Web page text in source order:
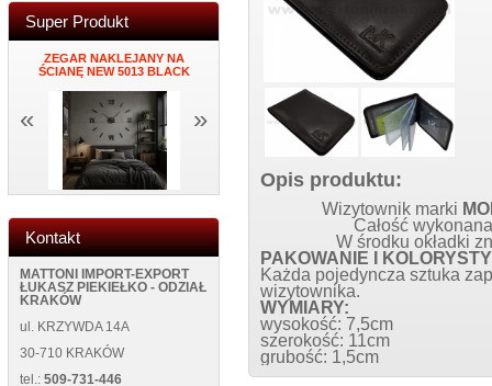
Super Produkt
ZEGAR NAKLEJANY NA
ŚCIANĘ NEW 5013 BLACK
PORTFEL DAMSKI ITALY K34
MĘSKI
« »
Kontakt
MATTONI IMPORT-EXPORT
ŁUKASZ PIEKIEŁKO - ODZIAŁ
KRAKÓW
ul. KRZYWDA 14A
30-710 KRAKÓW
tel.: 509-731-446
Opis produktu:
Wizytownik marki
Całość
W środku okładki
PAKOWANIE I
Każda pojedyncza sztuka
wizytownika.
WYMIARY:
wysokość: 7,5cm
szerokość: 11cm
grubość: 1,5cm